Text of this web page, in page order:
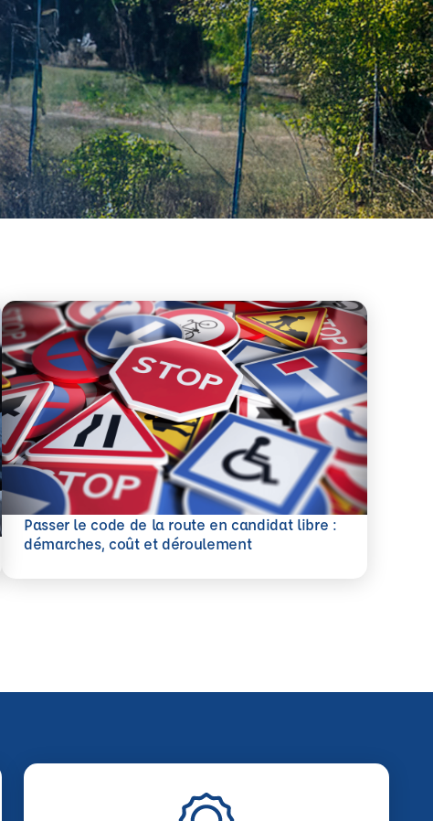
Passer le code de la route en candidat libre :
démarches, coût et déroulement
En savoir plus